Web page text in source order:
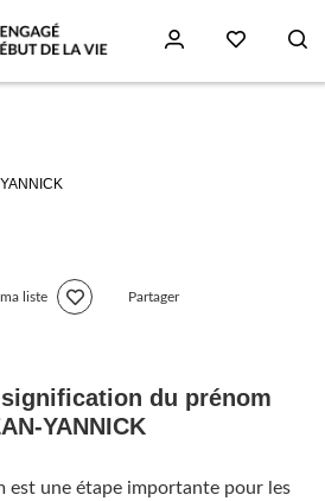
liste Partager
du prénom
YANNICK
est une étape importante pour les